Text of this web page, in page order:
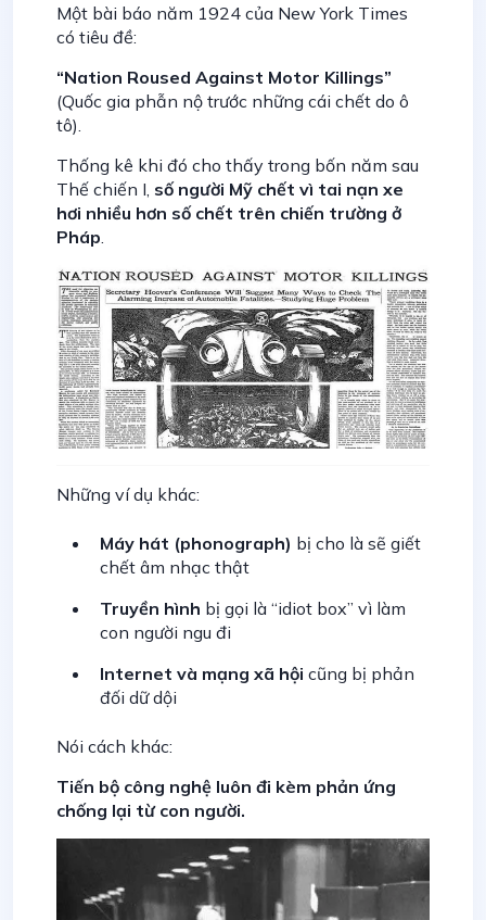
Một bài báo năm 1924 của New York Times
có tiêu đề:
“Nation Roused Against Motor Killings”
(Quốc gia phẫn nộ trước những cái chết do ô
tô).
Thống kê khi đó cho thấy trong bốn năm sau
Thế chiến I, số người Mỹ chết vì tai nạn xe
hơi nhiều hơn số chết trên chiến trường ở
Pháp
Những ví dụ khác:
Máy hát (phonograph) bị cho là sẽ giết
chết âm nhạc thật
Truyền hình bị gọi là “idiot box” vì làm
con người ngu đi
Internet và mạng xã hội cũng bị phản
đối dữ dội
Nói cách khác:
Tiến bộ công nghệ luôn đi kèm phản ứng
chống lại từ con người.